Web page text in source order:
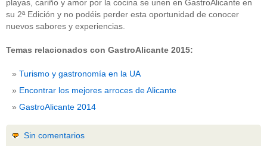
playas, cariño y amor por la cocina se unen en GastroAlicante en
su 2ª Edición y no podéis perder esta oportunidad de conocer
nuevos sabores y experiencias.
Temas relacionados con GastroAlicante 2015:
Turismo y gastronomía en la UA
Encontrar los mejores arroces de Alicante
GastroAlicante 2014
Sin comentarios